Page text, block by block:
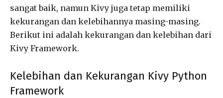
sangat baik, namun Kivy juga tetap memiliki
kekurangan dan kelebihannya masing-masing.
Berikut ini adalah kekurangan dan kelebihan dari
Kivy Framework.
Kelebihan dan Kekurangan Kivy Python
Framework